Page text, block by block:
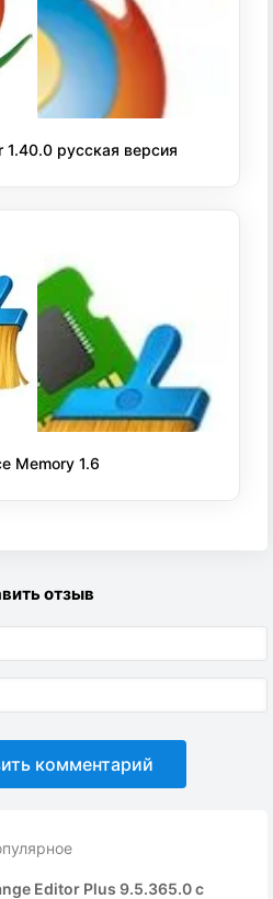
Editor Plus 9.5.365.0 с
1.40.0 русская версия
Memory 1.6
отзыв